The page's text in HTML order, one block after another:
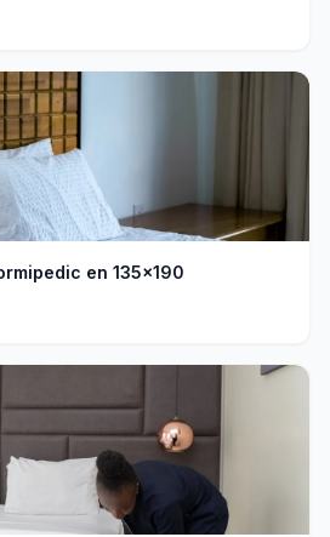
en 135x190